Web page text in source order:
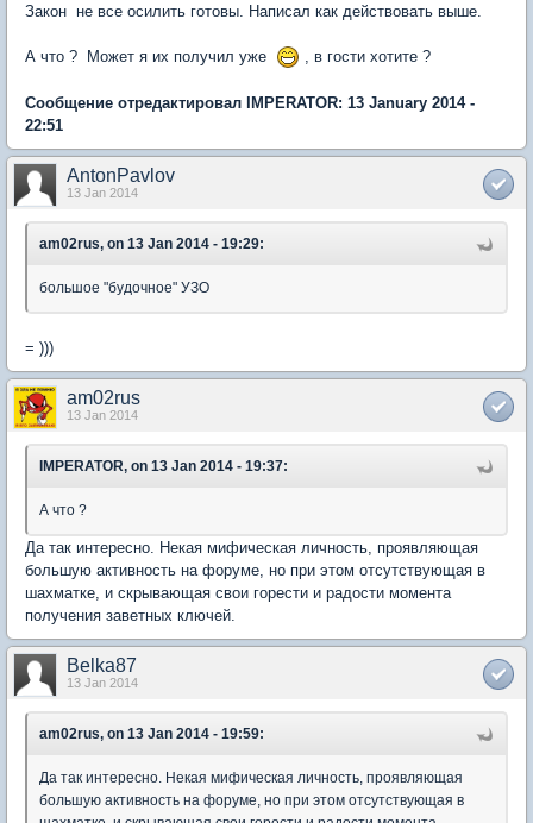
Закон не все осилить готовы. Написал как действовать выше.
А что ? Может я их получил уже , в гости хотите ?
Сообщение отредактировал IMPERATOR: 13 January 2014 -
22:51
AntonPavlov
13 Jan 2014
am02rus, on 13 Jan 2014 - 19:29:
большое "будочное" УЗО
= )))
am02rus
13 Jan 2014
IMPERATOR, on 13 Jan 2014 - 19:37:
А что ?
Да так интересно. Некая мифическая личность, проявляющая
большую активность на форуме, но при этом отсутствующая в
шахматке, и скрывающая свои горести и радости момента
получения заветных ключей.
Belka87
13 Jan 2014
am02rus, on 13 Jan 2014 - 19:59:
Да так интересно. Некая мифическая личность, проявляющая
большую активность на форуме, но при этом отсутствующая в